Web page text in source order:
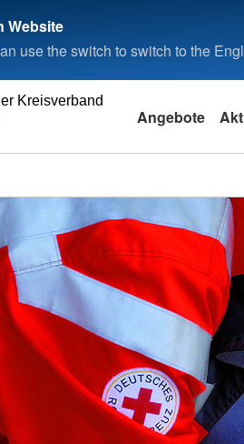
Website
use the switch to switch to the
Kreisverband
Angebote